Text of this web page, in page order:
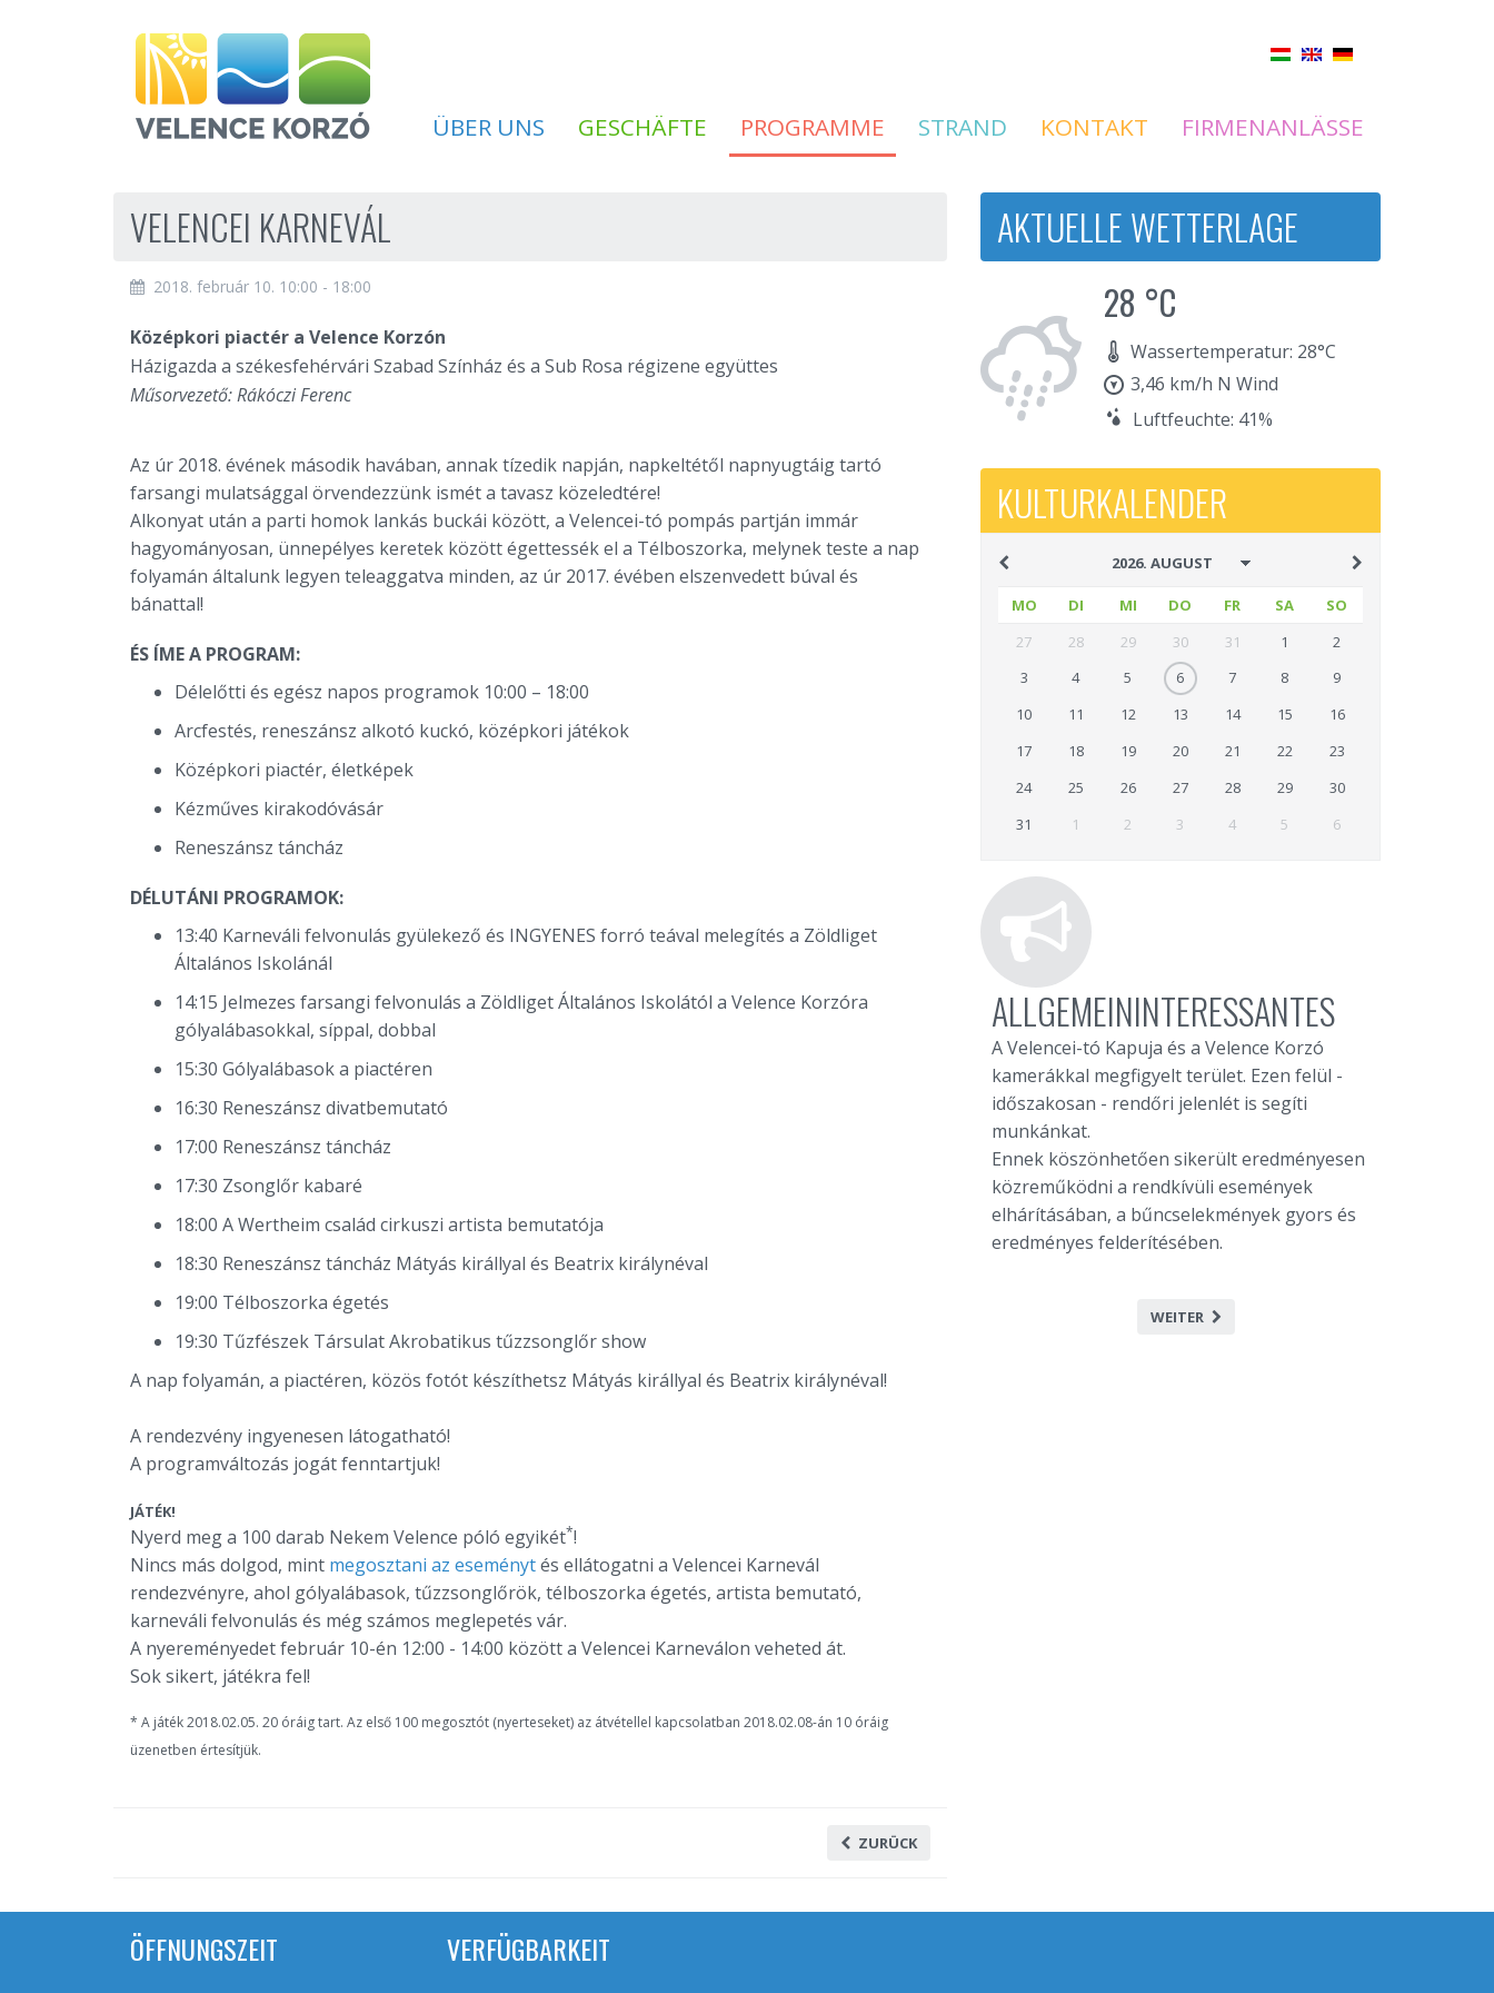
ÜBER UNS GESCHÄFTE PROGRAMME STRAND KONTAKT FIRMENANLÄSSE
VELENCEI KARNEVÁL
2018. február 10. 10:00 - 18:00
Középkori piactér a Velence Korzón
Házigazda a székesfehérvári Szabad Színház és a Sub Rosa régizene együttes
Műsorvezető: Rákóczi Ferenc
Az úr 2018. évének második havában, annak tízedik napján, napkeltétől napnyugtáig tartó
farsangi mulatsággal örvendezzünk ismét a tavasz közeledtére!
Alkonyat után a parti homok lankás buckái között, a Velencei-tó pompás partján immár
hagyományosan, ünnepélyes keretek között égettessék el a Télboszorka, melynek teste a nap
folyamán általunk legyen teleaggatva minden, az úr 2017. évében elszenvedett búval és
bánattal!
ÉS ÍME A PROGRAM:
Délelőtti és egész napos programok 10:00 – 18:00
Arcfestés, reneszánsz alkotó kuckó, középkori játékok
Középkori piactér, életképek
Kézműves kirakodóvásár
Reneszánsz táncház
DÉLUTÁNI PROGRAMOK:
13:40 Karneváli felvonulás gyülekező és INGYENES forró teával melegítés a Zöldliget
Általános Iskolánál
14:15 Jelmezes farsangi felvonulás a Zöldliget Általános Iskolától a Velence Korzóra
gólyalábasokkal, síppal, dobbal
15:30 Gólyalábasok a piactéren
16:30 Reneszánsz divatbemutató
17:00 Reneszánsz táncház
17:30 Zsonglőr kabaré
18:00 A Wertheim család cirkuszi artista bemutatója
18:30 Reneszánsz táncház Mátyás királlyal és Beatrix királynéval
19:00 Télboszorka égetés
19:30 Tűzfészek Társulat Akrobatikus tűzzsonglőr show
A nap folyamán, a piactéren, közös fotót készíthetsz Mátyás királlyal és Beatrix királynéval!
A rendezvény ingyenesen látogatható!
A programváltozás jogát fenntartjuk!
JÁTÉK!
Nyerd meg a 100 darab Nekem Velence póló egyikét*!
Nincs más dolgod, mint megosztani az eseménytés ellátogatni a Velencei Karnevál
rendezvényre, ahol gólyalábasok, tűzzsonglőrök, télboszorka égetés, artista bemutató,
karneváli felvonulás és még számos meglepetés vár.
A nyereményedet február 10-én 12:00 - 14:00 között a Velencei Karneválon veheted át.
Sok sikert, játékra fel!
* A játék 2018.02.05. 20 óráig tart. Az első 100 megosztót (nyerteseket) az átvétellel kapcsolatban 2018.02.08-án 10 óráig
üzenetben értesítjük.
ZURÜCK
AKTUELLE WETTERLAGE
28 °C
Wassertemperatur: 28°C
3,46 km/h N Wind
Luftfeuchte: 41%
KULTURKALENDER
MO DI MI DO FR SA
SO
27
28 29 30 31 1
2
3
4 5 6 7 8
9
10
11 12 13 14 15
16
17
18 19 20 21 22
23
24
25 26 27 28 29
30
31
1 2 3 4 5 6
ALLGEMEININTERESSANTES
A Velencei-tó Kapuja és a Velence Korzó
kamerákkal megfigyelt terület. Ezen felül -
időszakosan - rendőri jelenlét is segíti
munkánkat.
Ennek köszönhetően sikerült eredményesen
közreműködni a rendkívüli események
elhárításában, a bűncselekmények gyors és
eredményes felderítésében.
WEITER
ÖFFNUNGSZEIT VERFÜGBARKEIT